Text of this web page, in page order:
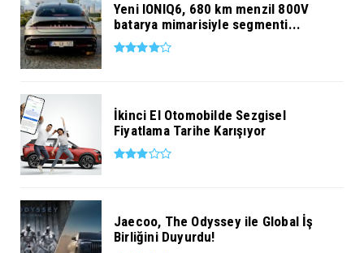
Yeni IONIQ6, 680 km menzil 800V
batarya mimarisiyle segmenti...
İkinci El Otomobilde Sezgisel
Fiyatlama Tarihe Karışıyor
Jaecoo, The Odyssey ile Global İş
Birliğini Duyurdu!